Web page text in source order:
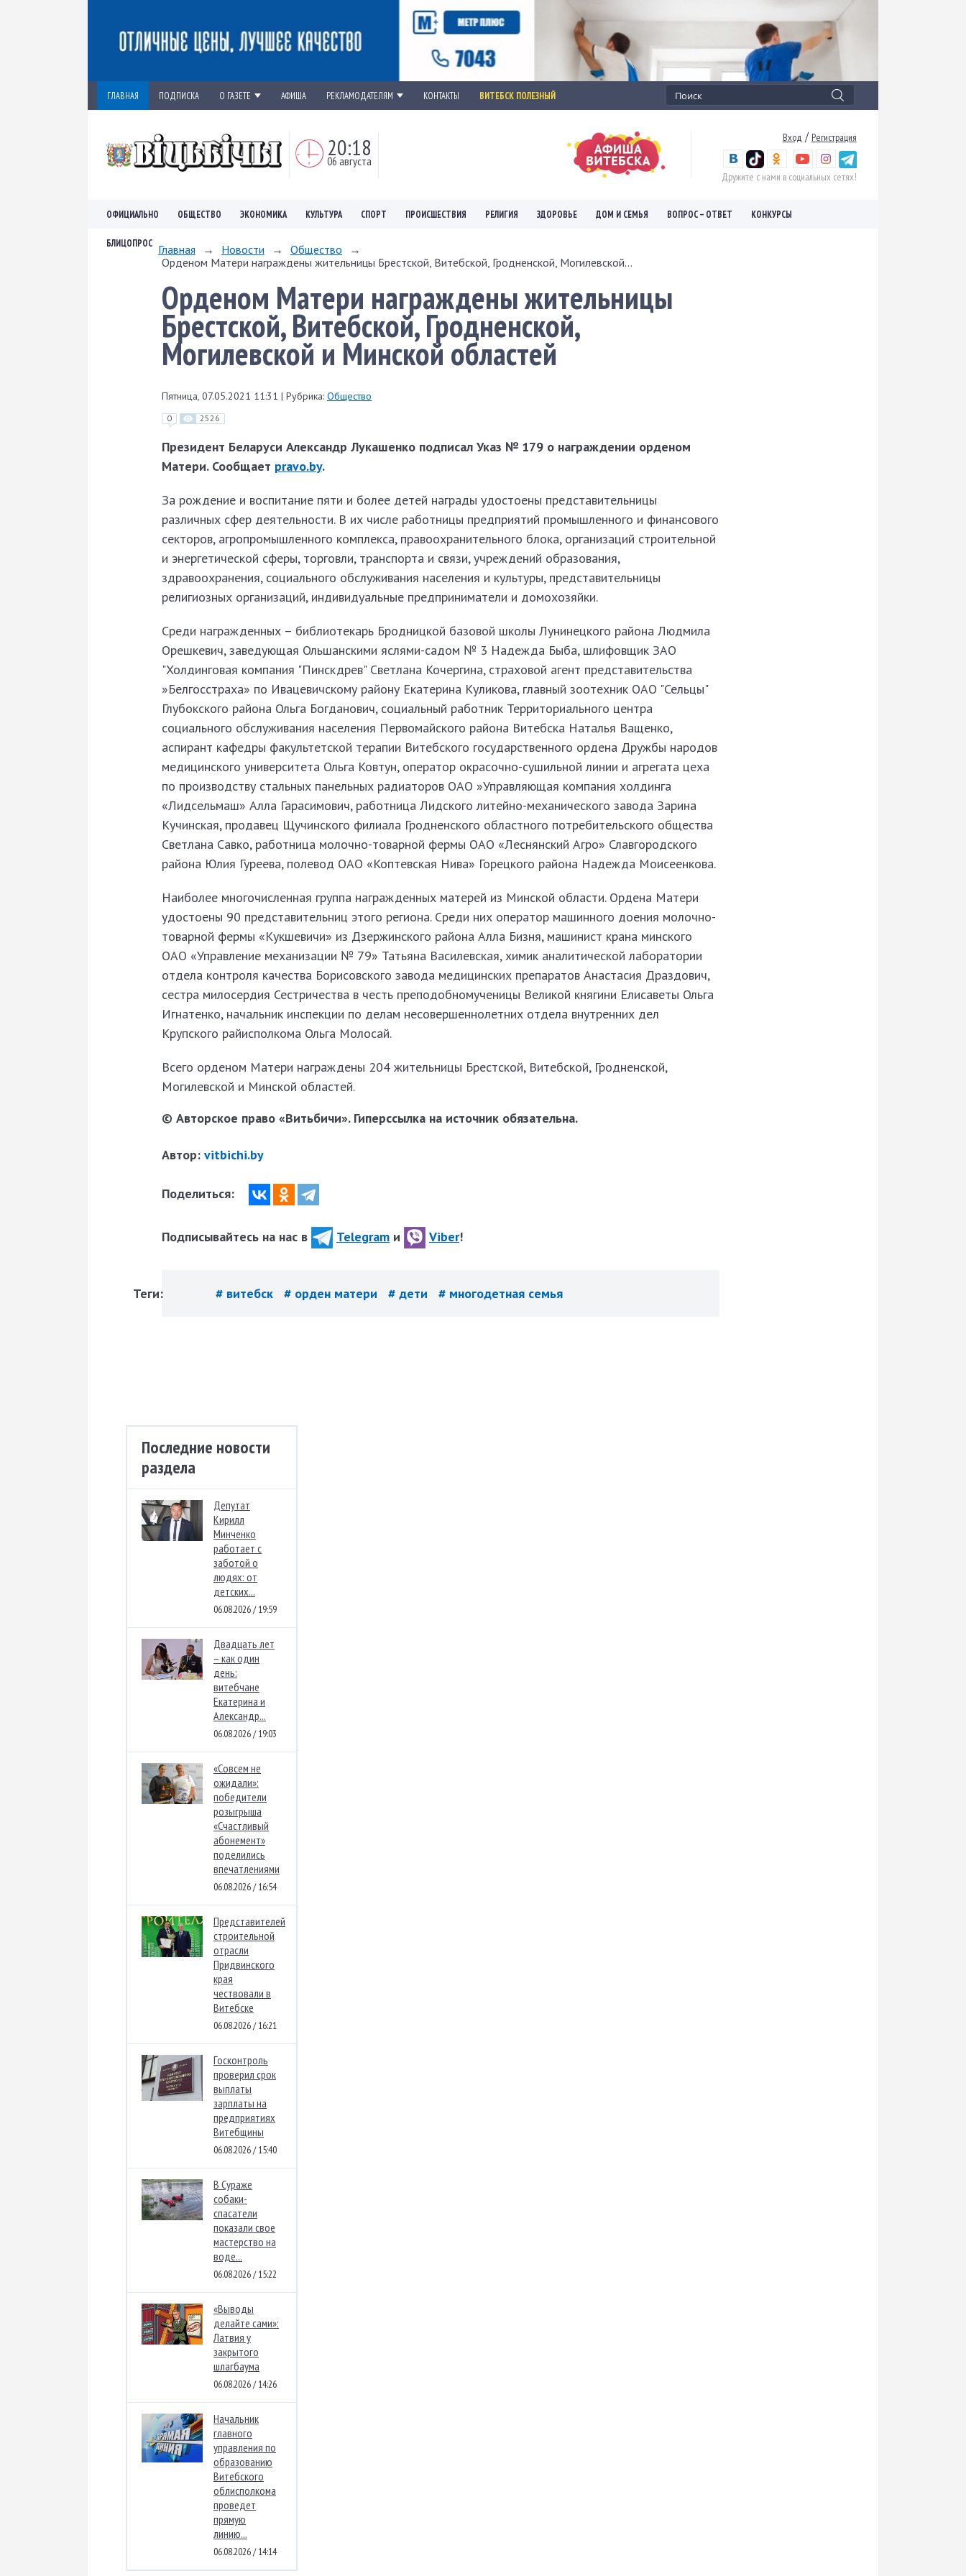
ГЛАВНАЯ ПОДПИСКА О ГАЗЕТЕ АФИША РЕКЛАМОДАТЕЛЯМ КОНТАКТЫ ВИТЕБСК ПОЛЕЗНЫЙ
20:18
06 августа
Вход / Регистрация
Дружите с нами в социальных сетях!
ОФИЦИАЛЬНО ОБЩЕСТВО ЭКОНОМИКА КУЛЬТУРА СПОРТ ПРОИСШЕСТВИЯ РЕЛИГИЯ ЗДОРОВЬЕ ДОМ И СЕМЬЯ ВОПРОС – ОТВЕТ КОНКУРСЫ
БЛИЦОПРОС Главная → Новости → Общество
→
Орденом Матери награждены жительницы Брестской, Витебской, Гродненской, Могилевской...
Орденом Матери награждены жительницы
Брестской, Витебской, Гродненской,
Могилевской и Минской областей
Пятница, 07.05.2021 11:31 | Рубрика: Общество
0 2526
Президент Беларуси Александр Лукашенко подписал Указ № 179 о награждении орденом
Матери. Сообщает pravo.by.
За рождение и воспитание пяти и более детей награды удостоены представительницы
различных сфер деятельности. В их числе работницы предприятий промышленного и финансового
секторов, агропромышленного комплекса, правоохранительного блока, организаций строительной
и энергетической сферы, торговли, транспорта и связи, учреждений образования,
здравоохранения, социального обслуживания населения и культуры, представительницы
религиозных организаций, индивидуальные предприниматели и домохозяйки.
Среди награжденных – библиотекарь Бродницкой базовой школы Лунинецкого района Людмила
Орешкевич, заведующая Ольшанскими яслями-садом № 3 Надежда Быба, шлифовщик ЗАО
"Холдинговая компания "Пинскдрев" Светлана Кочергина, страховой агент представительства
»Белгосстраха» по Ивацевичскому району Екатерина Куликова, главный зоотехник ОАО "Сельцы"
Глубокского района Ольга Богданович, социальный работник Территориального центра
социального обслуживания населения Первомайского района Витебска Наталья Ващенко,
аспирант кафедры факультетской терапии Витебского государственного ордена Дружбы народов
медицинского университета Ольга Ковтун, оператор окрасочно-сушильной линии и агрегата цеха
по производству стальных панельных радиаторов ОАО »Управляющая компания холдинга
«Лидсельмаш» Алла Гарасимович, работница Лидского литейно-механического завода Зарина
Кучинская, продавец Щучинского филиала Гродненского областного потребительского общества
Светлана Савко, работница молочно-товарной фермы ОАО «Леснянский Агро» Славгородского
района Юлия Гуреева, полевод ОАО «Коптевская Нива» Горецкого района Надежда Моисеенкова.
Наиболее многочисленная группа награжденных матерей из Минской области. Ордена Матери
удостоены 90 представительниц этого региона. Среди них оператор машинного доения молочно-
товарной фермы «Кукшевичи» из Дзержинского района Алла Бизня, машинист крана минского
ОАО «Управление механизации № 79» Татьяна Василевская, химик аналитической лаборатории
отдела контроля качества Борисовского завода медицинских препаратов Анастасия Драздович,
сестра милосердия Сестричества в честь преподобномученицы Великой княгини Елисаветы Ольга
Игнатенко, начальник инспекции по делам несовершеннолетних отдела внутренних дел
Крупского райисполкома Ольга Молосай.
Всего орденом Матери награждены 204 жительницы Брестской, Витебской, Гродненской,
Могилевской и Минской областей.
© Авторское право «Витьбичи». Гиперссылка на источник обязательна.
Автор: vitbichi.by
Поделиться:
Подписывайтесь на нас в Telegram и Viber!
Теги: # витебск # орден матери # дети # многодетная семья
Последние новости
раздела
Депутат
Кирилл
Минченко
работает с
заботой о
людях: от
детских...
06.08.2026 / 19:59
Двадцать лет
– как один
день:
витебчане
Екатерина и
Александр...
06.08.2026 / 19:03
«Совсем не
ожидали»:
победители
розыгрыша
«Счастливый
абонемент»
поделились
впечатлениями
06.08.2026 / 16:54
Представителей
строительной
отрасли
Придвинского
края
чествовали в
Витебске
06.08.2026 / 16:21
Госконтроль
проверил срок
выплаты
зарплаты на
предприятиях
Витебщины
06.08.2026 / 15:40
В Сураже
собаки-
спасатели
показали свое
мастерство на
воде...
06.08.2026 / 15:22
«Выводы
делайте сами»:
Латвия у
закрытого
шлагбаума
06.08.2026 / 14:26
Начальник
главного
управления по
образованию
Витебского
облисполкома
проведет
прямую
линию...
06.08.2026 / 14:14